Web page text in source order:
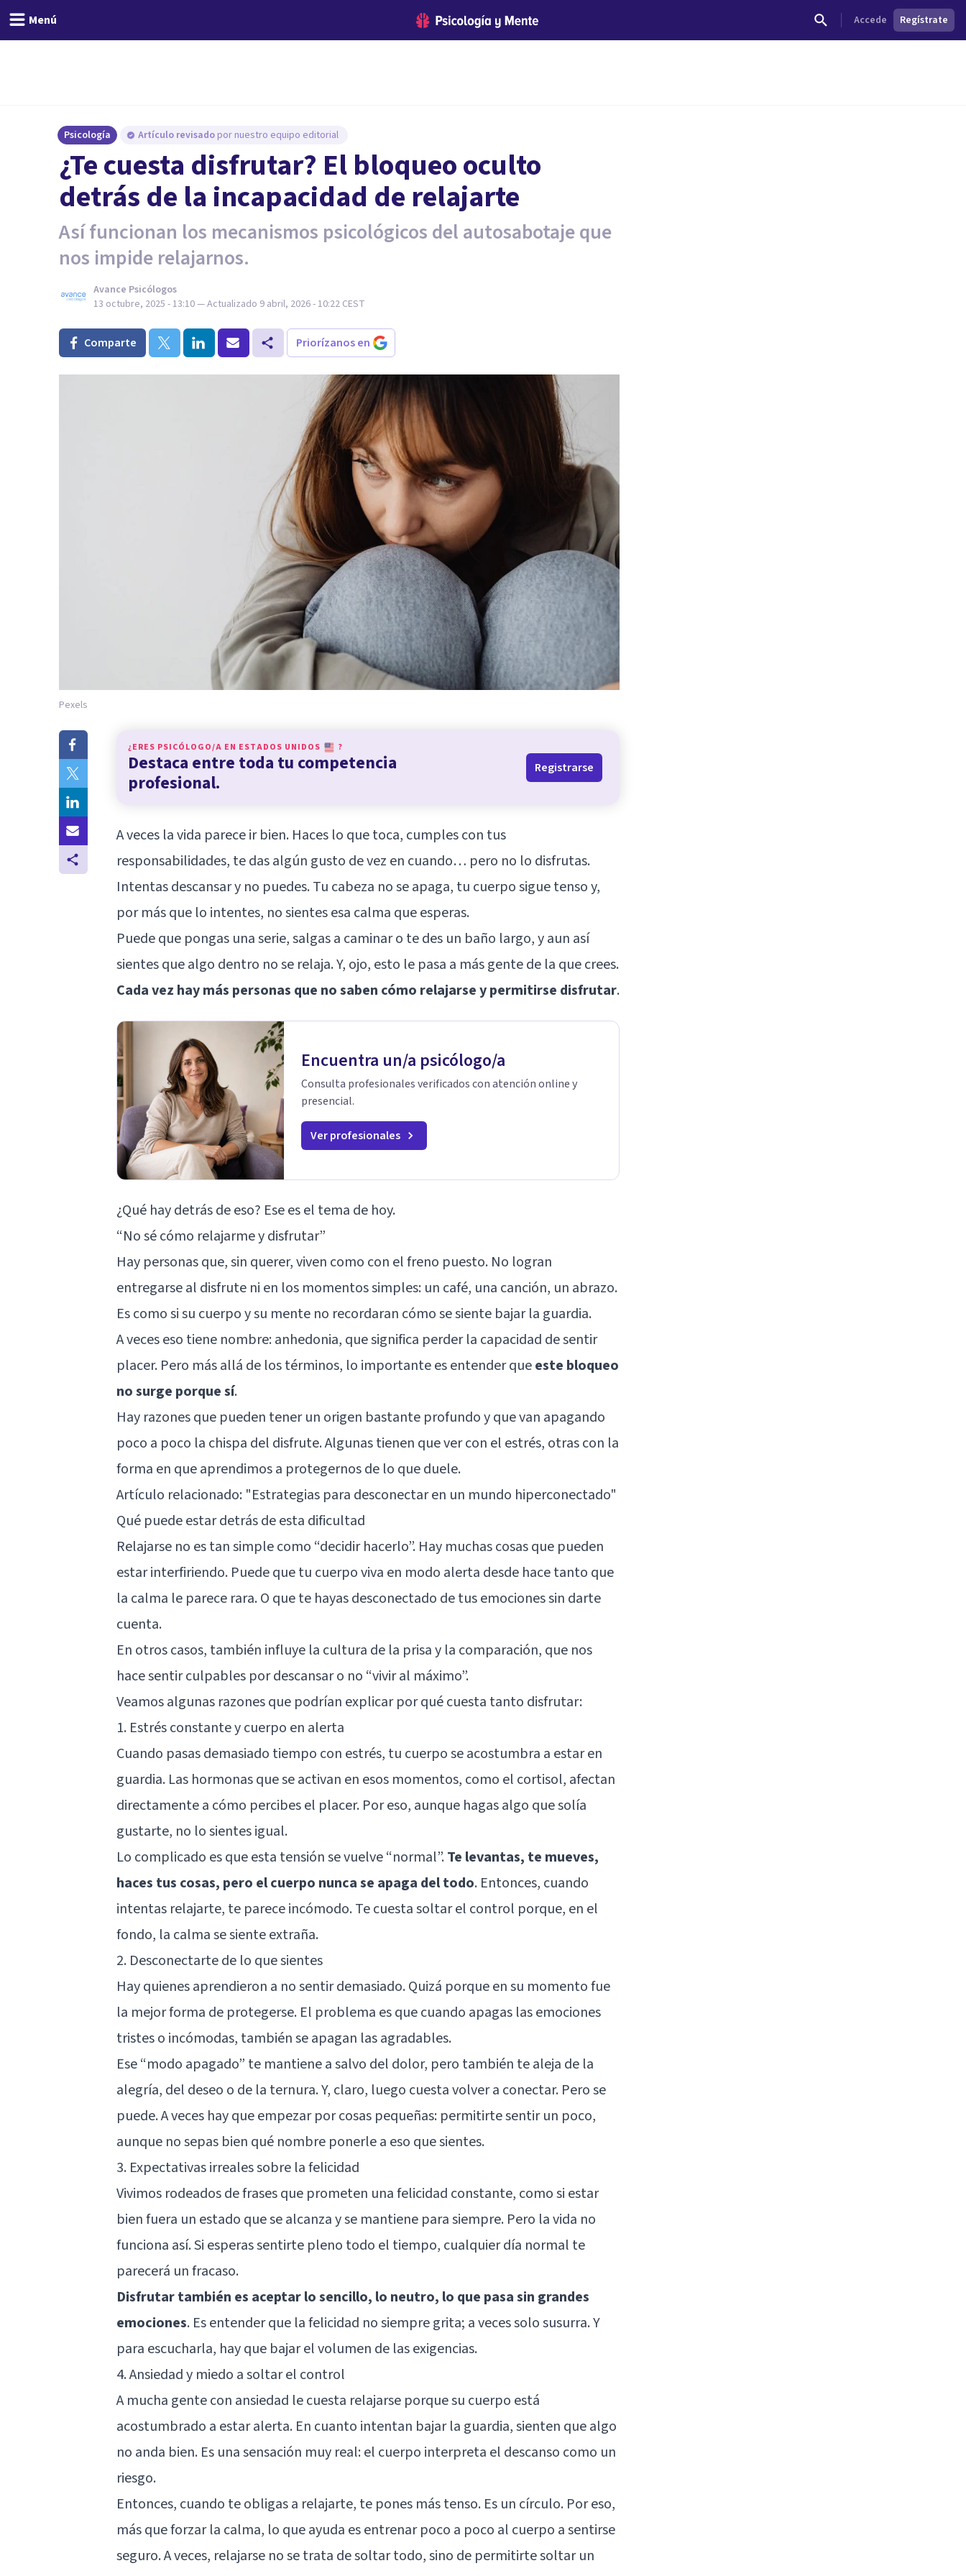
Menú Accede Regístrate
Psicología Artículo revisado por nuestro equipo editorial
¿Te cuesta disfrutar? El bloqueo oculto
detrás de la incapacidad de relajarte
Así funcionan los mecanismos psicológicos del autosabotaje que
nos impide relajarnos.
Avance Psicólogos
13 octubre, 2025 - 13:10— Actualizado 9 abril, 2026 - 10:22 CEST
Comparte Priorízanos en
Pexels
¿ERES PSICÓLOGO/A EN ESTADOS UNIDOS ?
Destaca entre toda tu competencia
profesional.
Registrarse
A veces la vida parece ir bien. Haces lo que toca, cumples con tus
responsabilidades, te das algún gusto de vez en cuando… pero no lo disfrutas.
Intentas descansar y no puedes. Tu cabeza no se apaga, tu cuerpo sigue tenso y,
por más que lo intentes, no sientes esa calma que esperas.
Puede que pongas una serie, salgas a caminar o te des un baño largo, y aun así
sientes que algo dentro no se relaja. Y, ojo, esto le pasa a más gente de la que crees.
Cada vez hay más personas que no saben cómo relajarse y permitirse disfrutar.
Encuentra un/a psicólogo/a
Consulta profesionales verificados con atención online y
presencial.
Ver profesionales
¿Qué hay detrás de eso? Ese es el tema de hoy.
“No sé cómo relajarme y disfrutar”
Hay personas que, sin querer, viven como con el freno puesto. No logran
entregarse al disfrute ni en los momentos simples: un café, una canción, un abrazo.
Es como si su cuerpo y su mente no recordaran cómo se siente bajar la guardia.
A veces eso tiene nombre:anhedonia, que significa perder la capacidad de sentir
placer. Pero más allá de los términos, lo importante es entender queeste bloqueo
no surge porque sí.
Hay razones que pueden tener un origen bastante profundo y que van apagando
poco a poco la chispa del disfrute. Algunas tienen que ver con el estrés, otras con la
forma en que aprendimos a protegernos de lo que duele.
Artículo relacionado: "Estrategias para desconectar en un mundo hiperconectado"
Qué puede estar detrás de esta dificultad
Relajarse no es tan simple como “decidir hacerlo”. Hay muchas cosas que pueden
estar interfiriendo. Puede que tu cuerpo viva en modo alerta desde hace tanto que
la calma le parece rara. O que te hayas desconectado de tus emociones sin darte
cuenta.
En otros casos, también influye la cultura de la prisa y la comparación, que nos
hace sentir culpables por descansar o no “vivir al máximo”.
Veamos algunas razones que podrían explicar por qué cuesta tanto disfrutar:
1. Estrés constante y cuerpo en alerta
Cuando pasas demasiado tiempo con estrés, tu cuerpo se acostumbra a estar en
guardia. Las hormonas que se activan en esos momentos, como el cortisol, afectan
directamente a cómo percibes el placer. Por eso, aunque hagas algo que solía
gustarte, no lo sientes igual.
Lo complicado es que esta tensión se vuelve “normal”.Te levantas, te mueves,
haces tus cosas, pero el cuerpo nunca se apaga del todo. Entonces, cuando
intentas relajarte, te parece incómodo. Te cuesta soltar el control porque, en el
fondo, la calma se siente extraña.
2. Desconectarte de lo que sientes
Hay quienes aprendieron a no sentir demasiado. Quizá porque en su momento fue
la mejor forma de protegerse. El problema es que cuando apagas las emociones
tristes o incómodas, también se apagan las agradables.
Ese “modo apagado” te mantiene a salvo del dolor, pero también te aleja de la
alegría, del deseo o de la ternura. Y, claro, luego cuesta volver a conectar. Pero se
puede. A veces hay que empezar por cosas pequeñas: permitirte sentir un poco,
aunque no sepas bien qué nombre ponerle a eso que sientes.
3. Expectativas irreales sobre la felicidad
Vivimos rodeados de frases que prometen una felicidad constante, como si estar
bien fuera un estado que se alcanza y se mantiene para siempre. Pero la vida no
funciona así. Si esperas sentirte pleno todo el tiempo, cualquier día normal te
parecerá un fracaso.
Disfrutar también es aceptar lo sencillo, lo neutro, lo que pasa sin grandes
emociones. Es entender que la felicidad no siempre grita; a veces solo susurra. Y
para escucharla, hay que bajar el volumen de las exigencias.
4. Ansiedad y miedo a soltar el control
A mucha gente con ansiedad le cuesta relajarse porque su cuerpo está
acostumbrado a estar alerta. En cuanto intentan bajar la guardia, sienten que algo
no anda bien. Es una sensación muy real: el cuerpo interpreta el descanso como un
riesgo.
Entonces, cuando te obligas a relajarte, te pones más tenso. Es un círculo. Por eso,
más que forzar la calma, lo que ayuda es entrenar poco a poco al cuerpo a sentirse
seguro. A veces, relajarse no se trata de soltar todo, sino de permitirte soltar un